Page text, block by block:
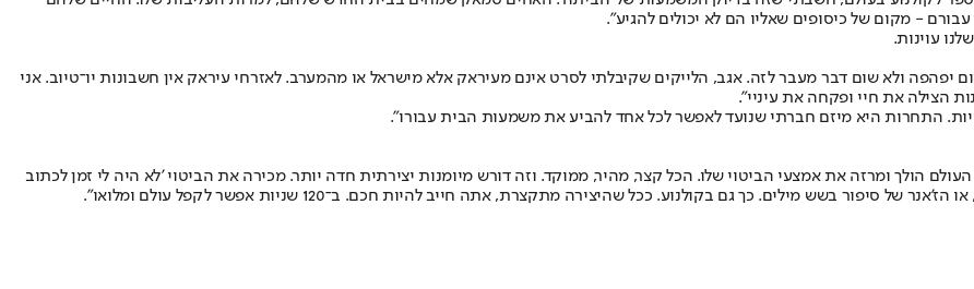
- מקום של כיסופים שאליו הם לא יכולים להגיע".
עוינות.
יפהפה ולא שום דבר מעבר לזה. אגב, הלייקים שקיבלתי לסרט אינם מעיראק אלא מישראל או מהמערב. לאזרחי עיראק אין חשבונות יו־טיוב. אני
הצילה את חיי ופקחה את עיניי".
התחרות היא מיזם חברתי שנועד לאפשר לכל אחד להביע את משמעות הבית עבורו".
קצרים בעולם כוללים סרטים בני 15 עד 30 דקות אבל העולם הולך ומרזה את אמצעי הביטוי שלו. הכל קצר, מהיר, ממוקד. וזה דורש מיומנות יצירתית חדה יותר. מכירה את הביטוי 'לא היה לי זמן לכתוב
בשש מילים. כך גם בקולנוע. ככל שהיצירה מתקצרת, אתה חייב להיות חכם. ב־120 שניות אפשר לקפל עולם ומלואו".